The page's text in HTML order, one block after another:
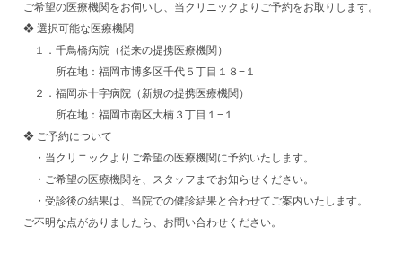
ご希望の医療機関をお伺いし、 当クリニックよりご予約をお取りします。
❖ 選択可能な医療機関
１．千鳥橋病院（従来の提携医療機関）
所在地：福岡市博多区千代５丁目１８−１
２．福岡赤十字病院（新規の提携医療機関）
所在地：福岡市南区大楠３丁目１−１
❖ ご予約について
・ 当クリニックよりご希望の医療機関に予約いたします。
・ご希望の医療機関を、スタッフまでお知らせください。
・受診後の結果は、当院での健診結果と合わせてご案内いたします。
ご不明な点がありましたら、お問い合わせください。